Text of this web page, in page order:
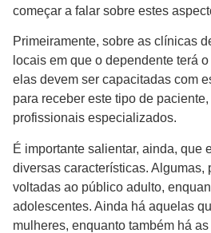
começar a falar sobre estes
Primeiramente, sobre as clínicas
locais em que o dependente terá
elas devem ser capacitadas com
para receber este tipo de
profissionais especializados.
É importante salientar, ainda, que
diversas características. Algumas,
voltadas ao público adulto,
adolescentes. Ainda há aquelas
mulheres, enquanto também há